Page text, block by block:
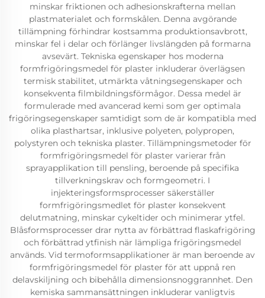
minskar friktionen och adhesionskrafterna mellan
plastmaterialet och formskålen. Denna avgörande
tillämpning förhindrar kostsamma produktionsavbrott,
minskar fel i delar och förlänger livslängden på formarna
avsevärt. Tekniska egenskaper hos moderna
formfrigöringsmedel för plaster inkluderar överlägsen
termisk stabilitet, utmärkta våtningsegenskaper och
konsekventa filmbildningsförmågor. Dessa medel är
formulerade med avancerad kemi som ger optimala
frigöringsegenskaper samtidigt som de är kompatibla med
olika plasthartsar, inklusive polyeten, polypropen,
polystyren och tekniska plaster. Tillämpningsmetoder för
formfrigöringsmedel för plaster varierar från
sprayapplikation till pensling, beroende på specifika
tillverkningskrav och formgeometri. I
injekteringsformsprocesser säkerställer
formfrigöringsmedlet för plaster konsekvent
delutmatning, minskar cykeltider och minimerar ytfel.
Blåsformsprocesser drar nytta av förbättrad flaskafrigöring
och förbättrad ytfinish när lämpliga frigöringsmedel
används. Vid termoformsapplikationer är man beroende av
formfrigöringsmedel för plaster för att uppnå ren
delavskiljning och bibehålla dimensionsnoggrannhet. Den
kemiska sammansättningen inkluderar vanligtvis